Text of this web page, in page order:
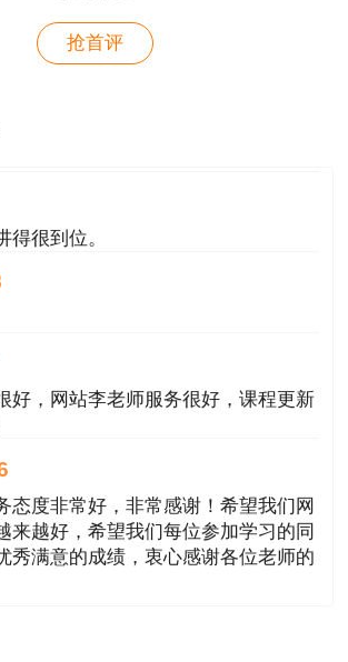
抢首评
得很到位。
好，网站李老师服务很好，课程更新
态度非常好，非常感谢！希望我们网
来越好，希望我们每位参加学习的同
秀满意的成绩，衷心感谢各位老师的